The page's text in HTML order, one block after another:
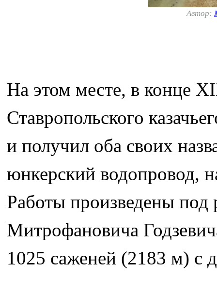
Автор:
На этом месте, в конце
Ставропольского
и получил оба своих
юнкерский водопровод,
Работы произведены
Митрофановича
1025 саженей (2183 м) с